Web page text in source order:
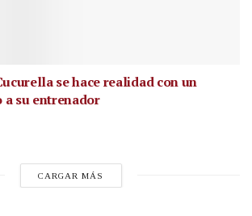
se hace realidad con un
a su entrenador
CARGAR MÁS